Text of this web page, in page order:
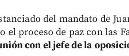
del mandato de
el proceso de paz con las
con el jefe de la